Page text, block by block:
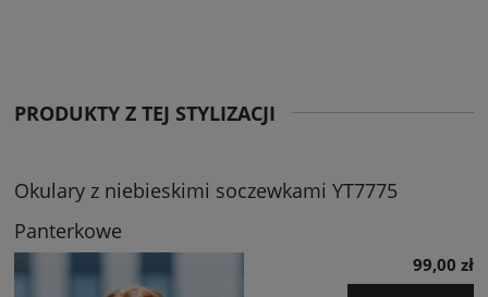
PRODUKTY Z TEJ STYLIZACJI
Okulary z niebieskimi soczewkami YT7775
Panterkowe
99,00 zł